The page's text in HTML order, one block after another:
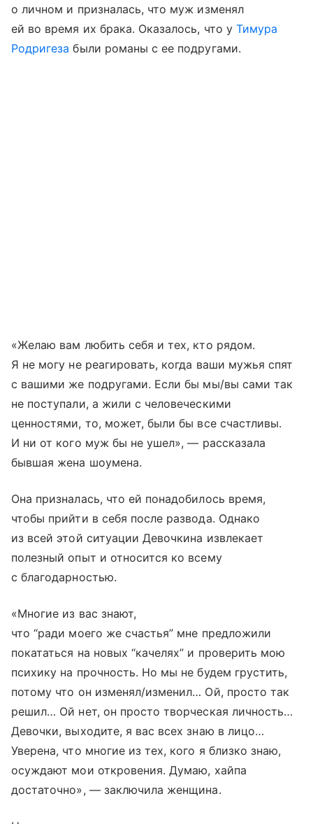
о личном и призналась, что муж изменял
ей во время их брака. Оказалось, что у Тимура
Родригеза были романы с ее подругами.
«Желаю вам любить себя и тех, кто рядом.
Я не могу не реагировать, когда ваши мужья спят
с вашими же подругами. Если бы мы/вы сами так
не поступали, а жили с человеческими
ценностями, то, может, были бы все счастливы.
И ни от кого муж бы не ушел», — рассказала
бывшая жена шоумена.
Она призналась, что ей понадобилось время,
чтобы прийти в себя после развода. Однако
из всей этой ситуации Девочкина извлекает
полезный опыт и относится ко всему
с благодарностью.
«Многие из вас знают,
что “ради моего же счастья” мне предложили
покататься на новых “качелях” и проверить мою
психику на прочность. Но мы не будем грустить,
потому что он изменял/изменил… Ой, просто так
решил… Ой нет, он просто творческая личность…
Девочки, выходите, я вас всех знаю в лицо…
Уверена, что многие из тех, кого я близко знаю,
осуждают мои откровения. Думаю, хайпа
достаточно», — заключила женщина.